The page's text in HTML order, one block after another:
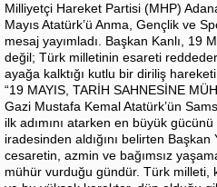
Milliyetçi Hareket Partisi (MHP)
Mayıs Atatürk’ü Anma, Gençlik ve
mesaj yayımladı. Başkan Kanlı, 19
değil; Türk milletinin esareti
ayağa kalktığı kutlu bir diriliş
“19 MAYIS, TARİH SAHNESİNE
Gazi Mustafa Kemal Atatürk’ün
ilk adımını atarken en büyük
iradesinden aldığını belirten Başkan
cesaretin, azmin ve bağımsız
mühür vurduğu gündür. Türk milleti,